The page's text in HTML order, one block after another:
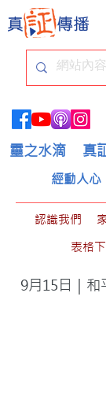
靈之水滴 真
經動人心
認識我們
表格
9月15日｜和